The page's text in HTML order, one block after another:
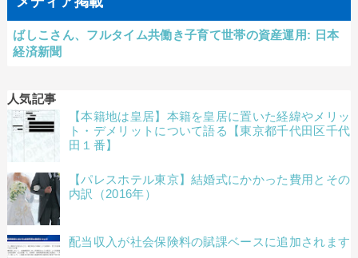
ばしこさん、フルタイム共働き子育て世帯の資産運用: 日本
経済新聞
人気記事
【本籍地は皇居】本籍を皇居に置いた経緯やメリッ
ト・デメリットについて語る【東京都千代田区千代
田１番】
【パレスホテル東京】結婚式にかかった費用とその
内訳（2016年）
配当収入が社会保険料の賦課ベースに追加されます